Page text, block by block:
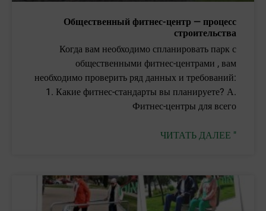
Общественный фитнес-центр — процесс
строительства
Когда вам необходимо спланировать парк с
общественными фитнес-центрами , вам
необходимо проверить ряд данных и требований:
1. Какие фитнес-стандарты вы планируете? А.
Фитнес-центры для всего
ЧИТАТЬ ДАЛЕЕ "